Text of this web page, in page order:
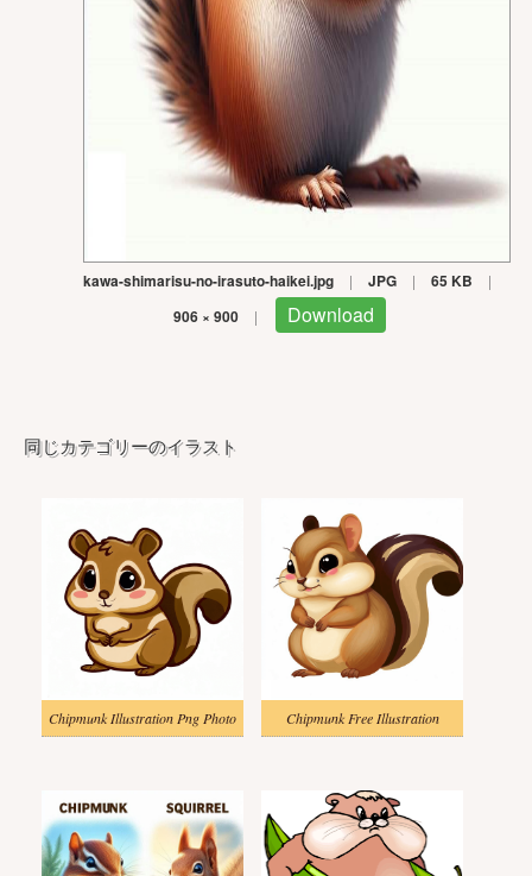
kawa-shimarisu-no-irasuto-haikei.jpg | JPG | 65 KB |
906 × 900 | Download
同じカテゴリーのイラスト
Chipmunk Illustration Png Photo Chipmunk Free Illustration